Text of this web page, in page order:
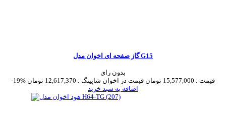
گاز صفحه ای اخوان مدل G15
بدون رای
-19%
قیمت : 15,577,000 تومان قیمت در اخوان شاپینگ : 12,617,370 تومان
اضافه به سبد خرید